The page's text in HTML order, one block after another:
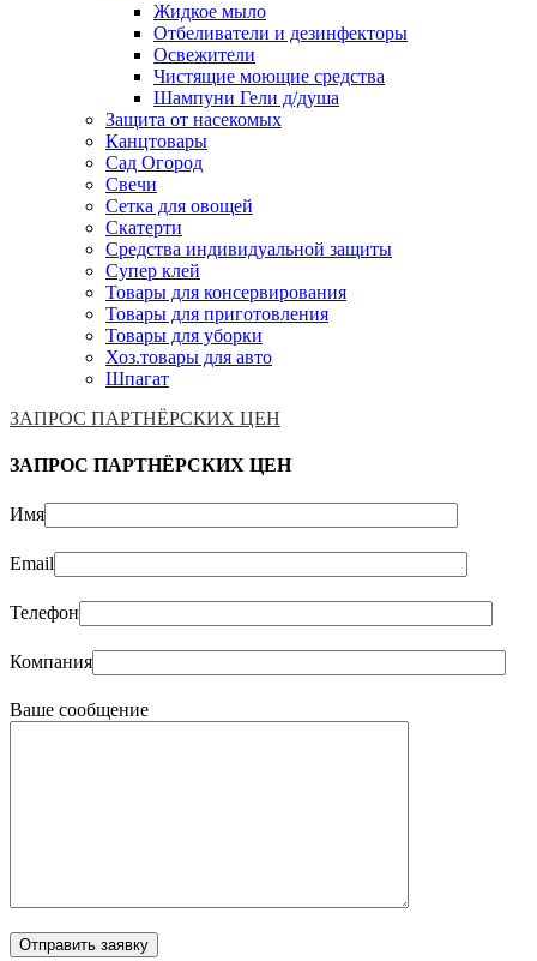
Жидкое мыло
Отбеливатели и дезинфекторы
Освежители
Чистящие моющие средства
Шампуни Гели д/душа
Защита от насекомых
Канцтовары
Сад Огород
Свечи
Сетка для овощей
Скатерти
Средства индивидуальной защиты
Супер клей
Товары для консервирования
Товары для приготовления
Товары для уборки
Хоз.товары для авто
Шпагат
ЗАПРОС ПАРТНЁРСКИХ ЦЕН
ЗАПРОС ПАРТНЁРСКИХ ЦЕН
Имя
Email
Телефон
Компания
Ваше сообщение